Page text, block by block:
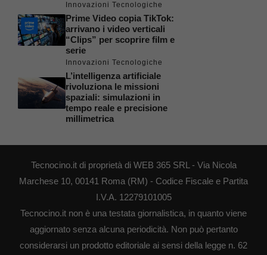
Innovazioni Tecnologiche
Prime Video copia TikTok:
arrivano i video verticali
“Clips” per scoprire film e
serie
Innovazioni Tecnologiche
L’intelligenza artificiale
rivoluziona le missioni
spaziali: simulazioni in
tempo reale e precisione
millimetrica
Tecnocino.it di proprietà di WEB 365 SRL - Via Nicola
Marchese 10, 00141 Roma (RM) - Codice Fiscale e Partita
I.V.A. 12279101005
Tecnocino.it non è una testata giornalistica, in quanto viene
aggiornato senza alcuna periodicità. Non può pertanto
considerarsi un prodotto editoriale ai sensi della legge n. 62